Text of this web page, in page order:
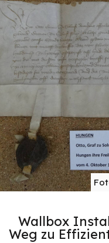
Wallbox
Weg zu